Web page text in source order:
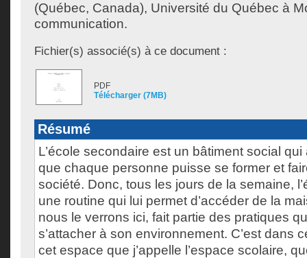
(Québec, Canada), Université du Québec à
communication.
Fichier(s) associé(s) à ce document :
PDF
Télécharger (7MB)
Résumé
L’école secondaire est un bâtiment social
que chaque personne puisse se former et
société. Donc, tous les jours de la semaine,
une routine qui lui permet d’accéder de la
nous le verrons ici, fait partie des pratiques
s’attacher à son environnement. C’est dans
cet espace que j’appelle l’espace scolaire,